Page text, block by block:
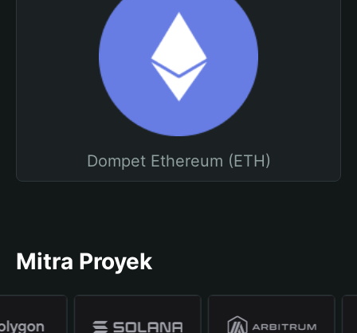
Dompet Ethereum (ETH)
Mitra Proyek